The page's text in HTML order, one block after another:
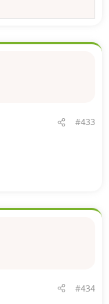
#433
#434